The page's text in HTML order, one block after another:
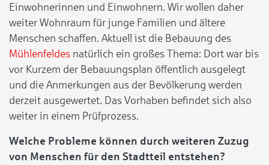
Einwohnerinnen und Einwohnern. Wir wollen daher
weiter Wohnraum für junge Familien und ältere
Menschen schaffen. Aktuell ist die Bebauung des
Mühlenfeldes natürlich ein großes Thema: Dort war bis
vor Kurzem der Bebauungsplan öffentlich ausgelegt
und die Anmerkungen aus der Bevölkerung werden
derzeit ausgewertet. Das Vorhaben befindet sich also
weiter in einem Prüfprozess.
Welche Probleme können durch weiteren Zuzug
von Menschen für den Stadtteil entstehen?